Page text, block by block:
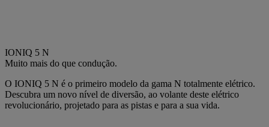
IONIQ 5 N
Muito mais do que condução.
O IONIQ 5 N é o primeiro modelo da gama N totalmente elétrico.
Descubra um novo nível de diversão, ao volante deste elétrico
revolucionário, projetado para as pistas e para a sua vida.